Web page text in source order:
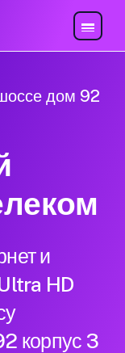
дом 92
и
HD
корпус 3